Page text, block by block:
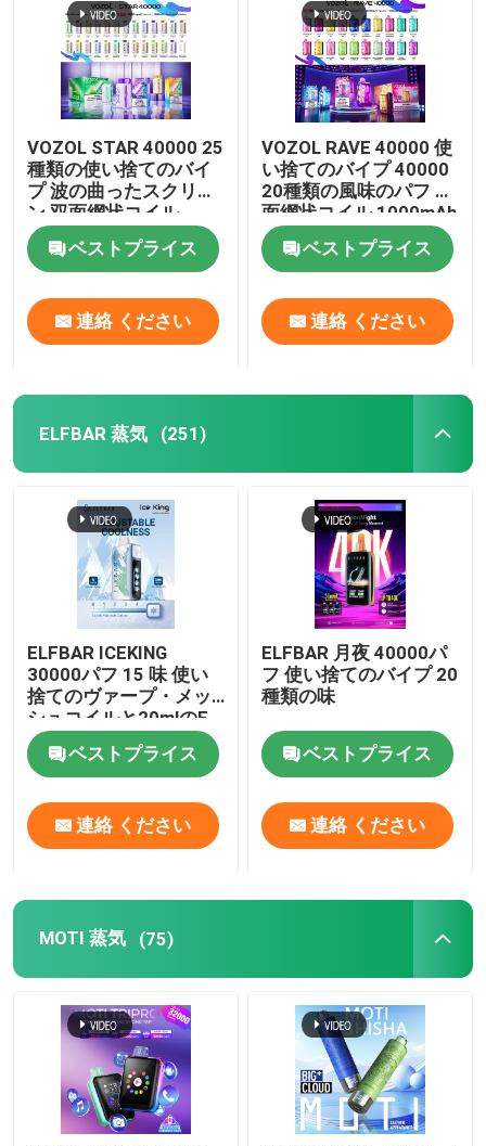
ホーム
ビデオ
企業情報
会社案内
品質管理
お問い合わせ
見積依頼
MOTI 蒸気
GEEKBAR バイアス
VOZOL STAR 40000 25
種類の使い捨てのバイ
プ 波の曲ったスクリー
ン 双面網状コイル
1000mAh充電電池
ベストプライス
連絡 ください
VOZOL RAVE 40000 使
い捨てのバイプ 40000
20種類の風味のパフ 双
面網状コイル 1000mAh
充電電池
ベストプライス
連絡 ください
ELFBAR 蒸気 (251)
ELFBAR ICEKING
30000パフ 15 味 使い
捨てのヴァープ・メッ
シュコイルと20mlのE
液体容量
ベストプライス
連絡 ください
ELFBAR 月夜 40000パ
フ 使い捨てのバイプ 20
種類の味
ベストプライス
連絡 ください
MOTI 蒸気 (75)